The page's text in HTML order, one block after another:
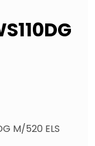
M/520 ELS